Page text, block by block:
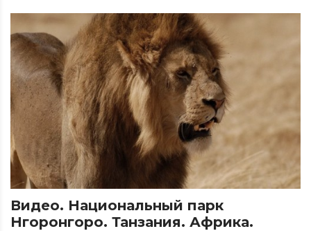
Видео. Национальный парк
Нгоронгоро. Танзания. Африка.